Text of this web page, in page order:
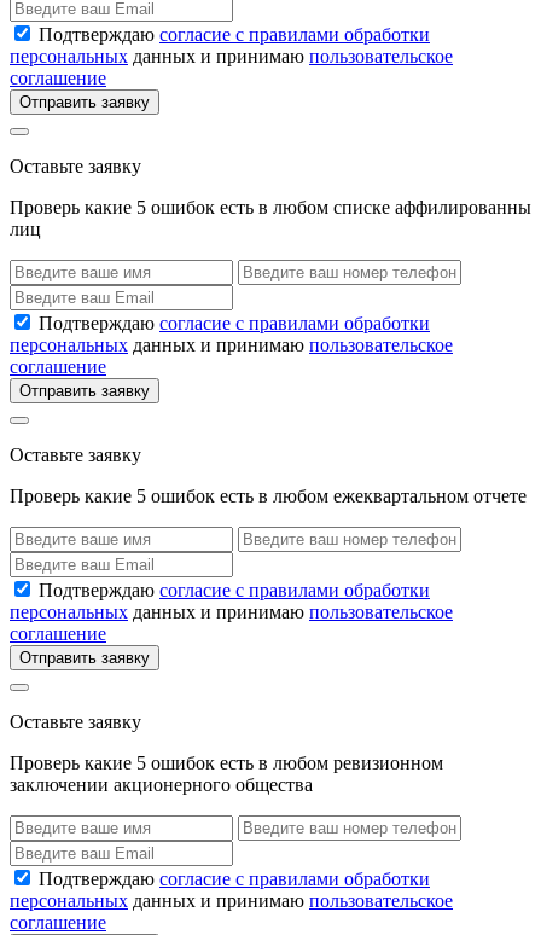
Подтверждаю согласие с правилами обработки
персональных данных и принимаю пользовательское
соглашение
Отправить заявку
Оставьте заявку
Проверь какие 5 ошибок есть в любом списке аффилированны
лиц
Подтверждаю согласие с правилами обработки
персональных данных и принимаю пользовательское
соглашение
Отправить заявку
Оставьте заявку
Проверь какие 5 ошибок есть в любом ежеквартальном отчете
Подтверждаю согласие с правилами обработки
персональных данных и принимаю пользовательское
соглашение
Отправить заявку
Оставьте заявку
Проверь какие 5 ошибок есть в любом ревизионном
заключении акционерного общества
Подтверждаю согласие с правилами обработки
персональных данных и принимаю пользовательское
соглашение